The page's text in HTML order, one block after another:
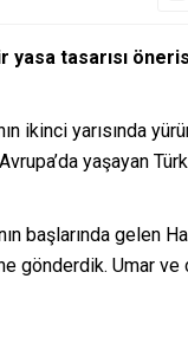
tasarısı
ikinci yarısında
yaşayan
başlarında gelen
gönderdik. Umar